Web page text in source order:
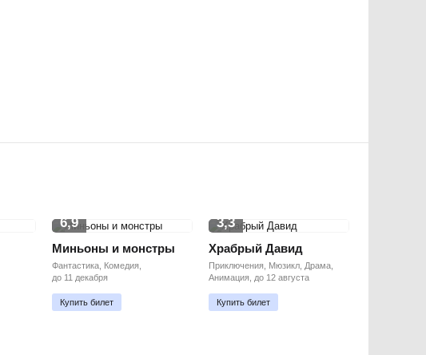
6,9
Миньоны и монстры
Фантастика, Комедия,
до 11 декабря
Купить билет
3,3
Храбрый Давид
Приключения, Мюзикл, Драма,
Анимация, до 12 августа
Купить билет